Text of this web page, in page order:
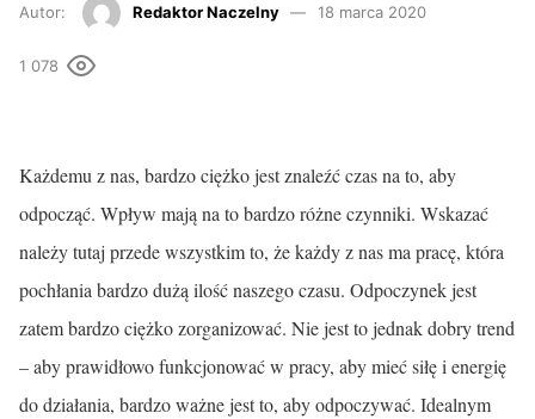
Autor: Redaktor Naczelny 18 marca 2020
1 078
Każdemu z nas, bardzo ciężko jest znaleźć czas na to, aby
odpocząć. Wpływ mają na to bardzo różne czynniki. Wskazać
należy tutaj przede wszystkim to, że każdy z nas ma pracę, która
pochłania bardzo dużą ilość naszego czasu. Odpoczynek jest
zatem bardzo ciężko zorganizować. Nie jest to jednak dobry trend
– aby prawidłowo funkcjonować w pracy, aby mieć siłę i energię
do działania, bardzo ważne jest to, aby odpoczywać. Idealnym